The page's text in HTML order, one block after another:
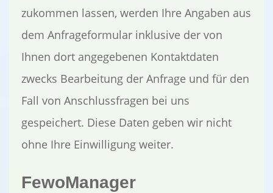
zukommen lassen, werden Ihre Angaben aus
dem Anfrageformular inklusive der von
Ihnen dort angegebenen Kontaktdaten
zwecks Bearbeitung der Anfrage und für den
Fall von Anschlussfragen bei uns
gespeichert. Diese Daten geben wir nicht
ohne Ihre Einwilligung weiter.
FewoManager